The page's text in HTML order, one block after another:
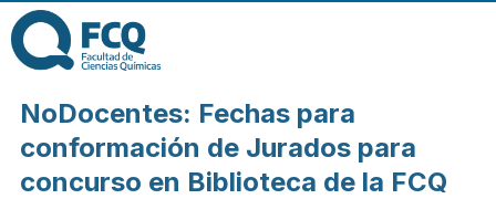
FACULTAD DE
CIENCIAS
NoDocentes: Fechas para
conformación de Jurados para
concurso en Biblioteca de la FCQ